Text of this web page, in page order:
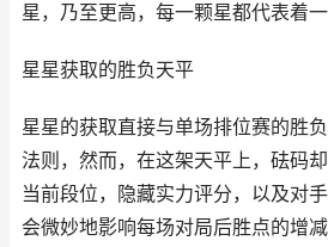
星，乃至更高，每一颗星都代表着一
星星获取的胜负天平
星星的获取直接与单场排位赛的胜
法则，然而，在这架天平上，砝码
当前段位，隐藏实力评分，以及对
会微妙地影响每场对局后胜点的增